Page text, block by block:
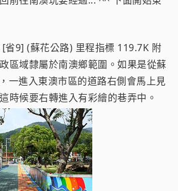
省9] (蘇花公路) 里程指標 119.7K 附
區域隸屬於南澳鄉範圍。如果是從蘇
一進入東澳市區的道路右側會馬上見
時候要右轉進入有彩繪的巷弄中。